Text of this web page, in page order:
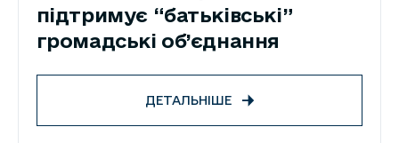
підтримує “батьківські”
громадські об’єднання
ДЕТАЛЬНІШЕ